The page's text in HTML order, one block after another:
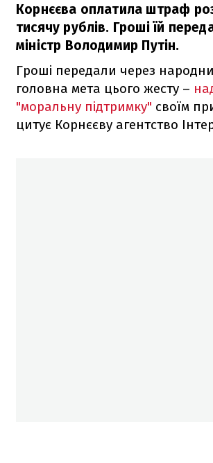
Корнєєва оплатила штраф
тисячу рублів. Гроші їй
міністр Володимир Путін.
Гроші передали через
головна мета цього жесту –
"моральну підтримку" своїм
цитує Корнєєву агентство